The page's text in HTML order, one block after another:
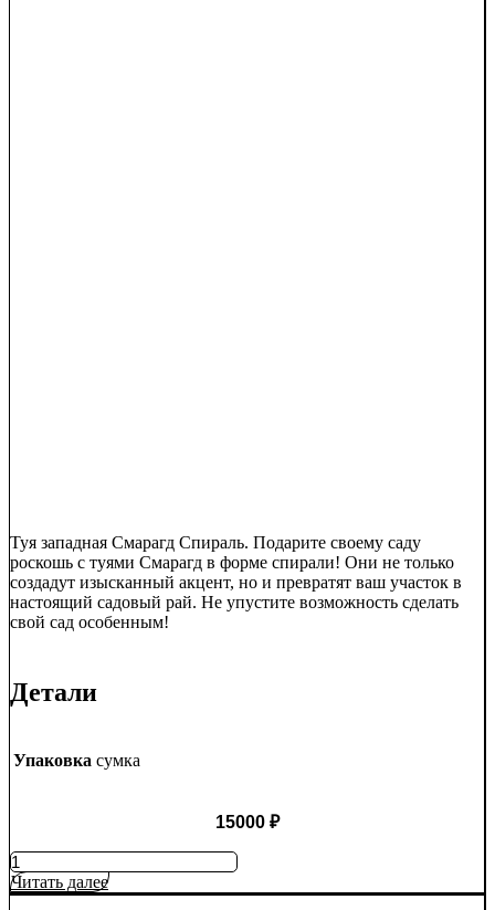
Туя западная Смарагд Спираль. Подарите своему саду
роскошь с туями Смарагд в форме спирали! Они не только
создадут изысканный акцент, но и превратят ваш участок в
настоящий садовый рай. Не упустите возможность сделать
свой сад особенным!
Детали
Упаковка сумка
15000 ₽
Количество
товара
Туя
Читать далее